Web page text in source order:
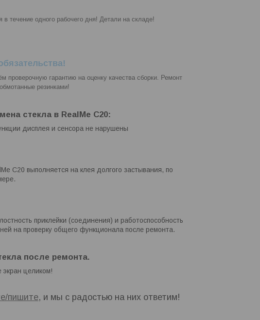
течение одного рабочего дня! Детали на складе!
проверочную гарантию на оценку качества сборки. Ремонт
резинками!
стекла в RealMe C20:
дисплея и сенсора не нарушены
C20 выполняется на клея долгого застывания, по
приклейки (соединения) и работоспособность
на проверку общего функционала после ремонта.
после ремонта.
целиком!
пишите, и мы с радостью на них ответим!